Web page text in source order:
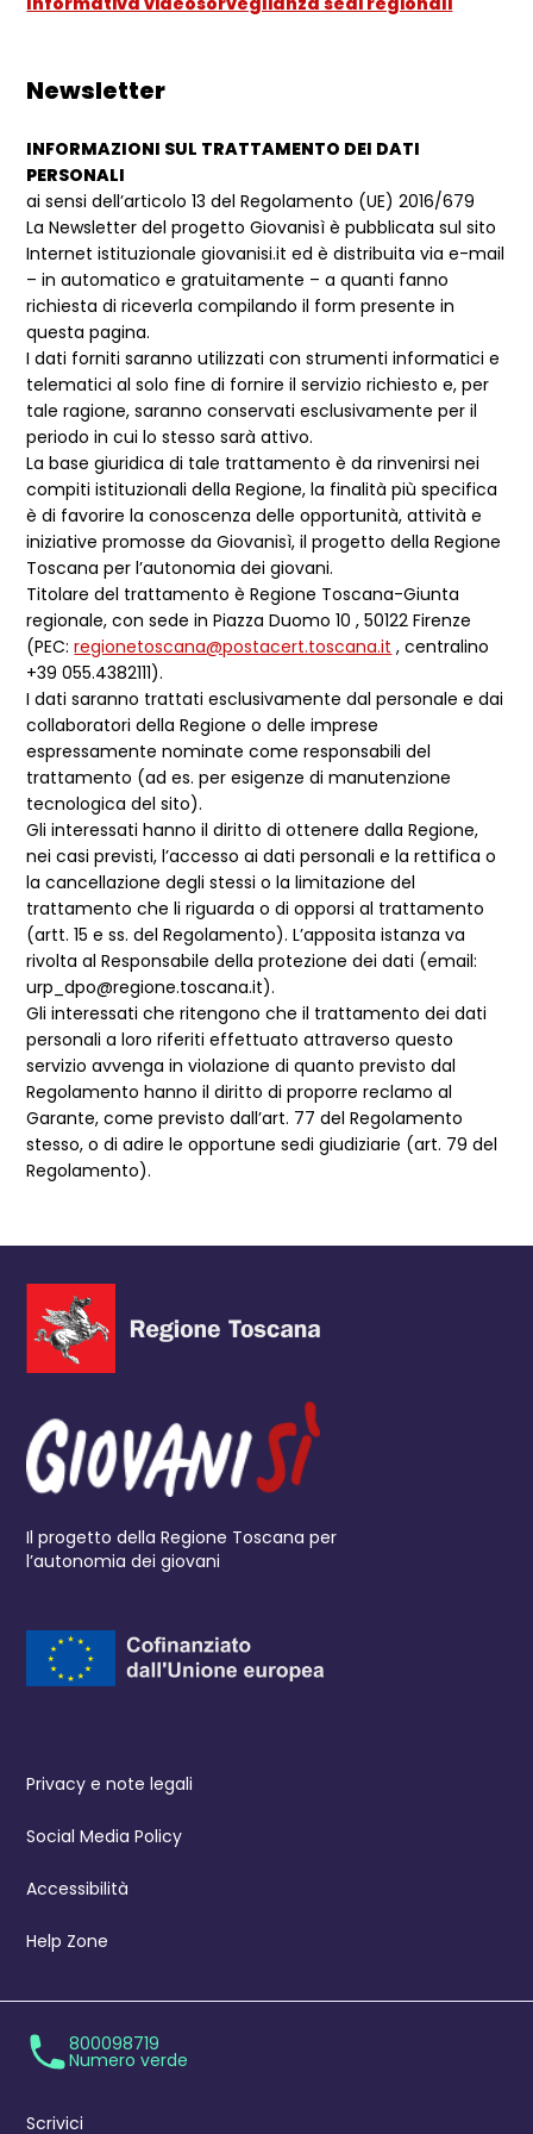
Newsletter
INFORMAZIONI SUL TRATTAMENTO DEI DATI
PERSONALI
ai sensi dell’articolo 13 del Regolamento (UE) 2016/679
La Newsletter del progetto Giovanisì è pubblicata sul sito
Internet istituzionale giovanisi.it ed è distribuita via e-mail
– in automatico e gratuitamente – a quanti fanno
richiesta di riceverla compilando il form presente in
questa pagina.
I dati forniti saranno utilizzati con strumenti informatici e
telematici al solo fine di fornire il servizio richiesto e, per
tale ragione, saranno conservati esclusivamente per il
periodo in cui lo stesso sarà attivo.
La base giuridica di tale trattamento è da rinvenirsi nei
compiti istituzionali della Regione, la finalità più specifica
è di favorire la conoscenza delle opportunità, attività e
iniziative promosse da Giovanisì, il progetto della Regione
Toscana per l’autonomia dei giovani.
Titolare del trattamento è Regione Toscana-Giunta
regionale, con sede in Piazza Duomo 10 , 50122 Firenze
(PEC:regionetoscana@postacert.toscana.it , centralino
+39 055.4382111).
I dati saranno trattati esclusivamente dal personale e dai
collaboratori della Regione o delle imprese
espressamente nominate come responsabili del
trattamento (ad es. per esigenze di manutenzione
tecnologica del sito).
Gli interessati hanno il diritto di ottenere dalla Regione,
nei casi previsti, l’accesso ai dati personali e la rettifica o
la cancellazione degli stessi o la limitazione del
trattamento che li riguarda o di opporsi al trattamento
(artt. 15 e ss. del Regolamento). L’apposita istanza va
rivolta al Responsabile della protezione dei dati (email:
urp_dpo@regione.toscana.it).
Gli interessati che ritengono che il trattamento dei dati
personali a loro riferiti effettuato attraverso questo
servizio avvenga in violazione di quanto previsto dal
Regolamento hanno il diritto di proporre reclamo al
Garante, come previsto dall’art. 77 del Regolamento
stesso, o di adire le opportune sedi giudiziarie (art. 79 del
Regolamento).
Il progetto della Regione Toscana per
l’autonomia dei giovani
Privacy e note legali
Social Media Policy
Accessibilità
Help Zone
800098719
Numero verde
Scrivici